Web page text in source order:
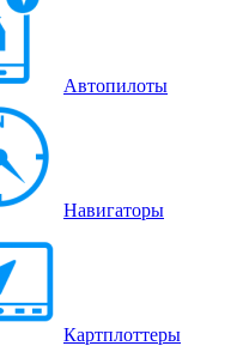
Автопилоты
Навигаторы
Картплоттеры